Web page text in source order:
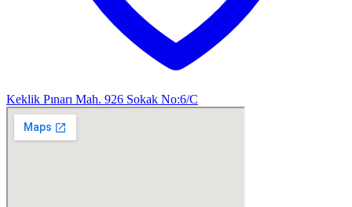
Keklik Pınarı Mah. 926 Sokak No:6/C